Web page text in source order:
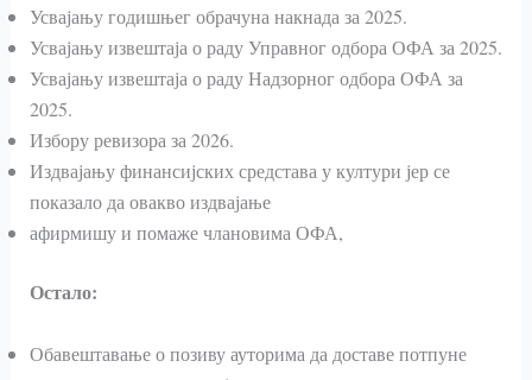
Усвајању годишњег обрачуна накнада за 2025.
Усвајању извештаја о раду Управног одбора ОФА за 2025.
Усвајању извештаја о раду Надзорног одбора ОФА за
2025.
Избору ревизора за 2026.
Издвајању финансијских средстава у култури јер се
показало да овакво издвајање
афирмишу и помаже члановима ОФА,
Остало:
Обавештавање о позиву ауторима да доставе потпуне